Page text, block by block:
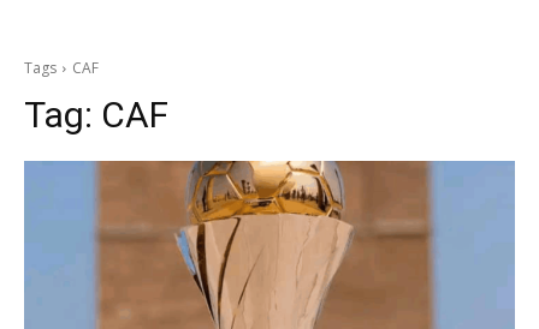
Tags CAF
Tag: CAF